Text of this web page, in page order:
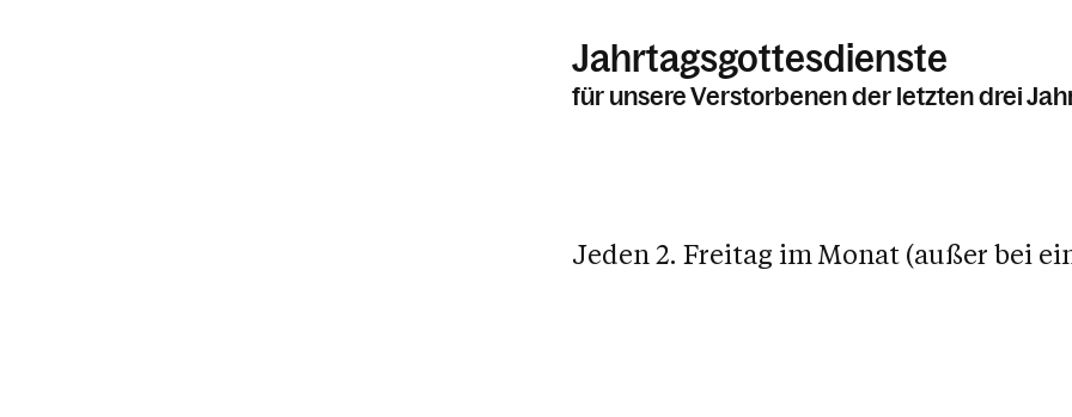
Jahrtagsgottesdienste
für unsere Verstorbenen der letzten drei
Jeden 2. Freitag im Monat (außer bei